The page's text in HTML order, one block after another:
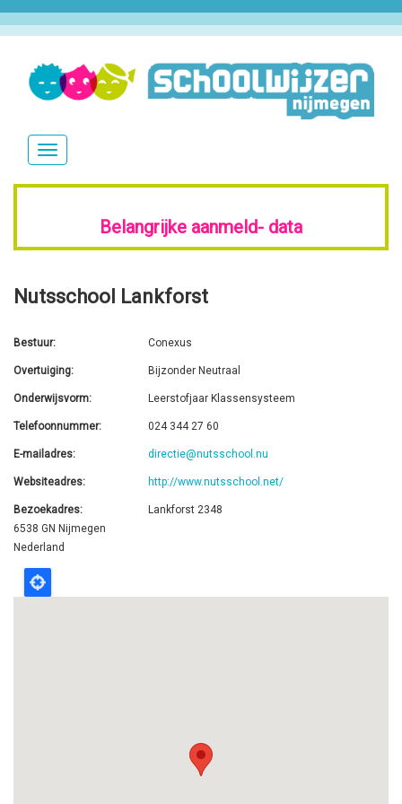
Overslaan
inhoud
Navigatie
Belangrijke aanmeld- data
Nutsschool Lankforst
Bestuur Conexus
Overtuiging Bijzonder Neutraal
Onderwijsvorm Leerstofjaar Klassensysteem
Telefoonnummer 024 344 27 60
E-mailadres directie@nutsschool.nu
Websiteadres http://www.nutsschool.net/
Bezoekadres
Lankforst 2348
6538 GN Nijmegen
Nederland